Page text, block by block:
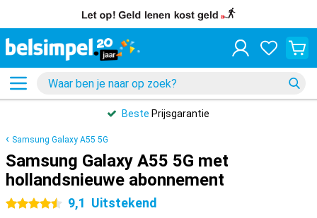
Beste Prijsgarantie
Samsung Galaxy A55 5G
Samsung Galaxy A55 5G met
hollandsnieuwe abonnement
4.5 sterren 9,1 Uitstekend